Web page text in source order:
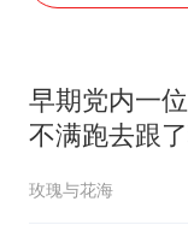
早期党内一
不满跑去跟
玫瑰与花海